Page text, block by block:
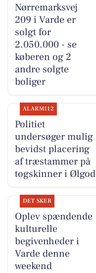
Nørremarksvej
209 i Varde er
solgt for
2.050.000 - se
køberen og 2
andre solgte
boliger
ALARM112
Politiet
undersøger mulig
bevidst placering
af træstammer på
togskinner i Ølgod
DET SKER
Oplev spændende
kulturelle
begivenheder i
Varde denne
weekend